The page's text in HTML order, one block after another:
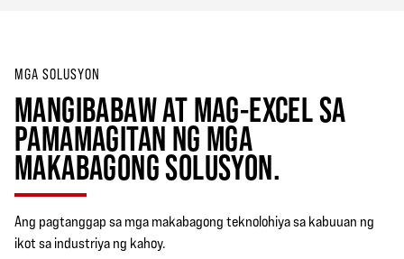
MGA SOLUSYON
MANGIBABAW AT MAG-EXCEL SA
PAMAMAGITAN NG MGA
MAKABAGONG SOLUSYON.
Ang pagtanggap sa mga makabagong teknolohiya sa kabuuan ng
ikot sa industriya ng kahoy.